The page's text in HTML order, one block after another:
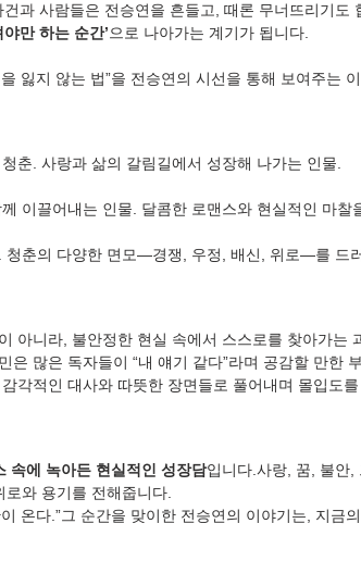
과 사람들은 전승연을 흔들고, 때론 무너뜨리기도
야만 하는 순간’으로 나아가는 계기가 됩니다.
잃지 않는 법”을 전승연의 시선을 통해 보여주는
춘. 사랑과 삶의 갈림길에서 성장해 나가는 인물.
이끌어내는 인물. 달콤한 로맨스와 현실적인 마찰
청춘의 다양한 면모—경쟁, 우정, 배신, 위로—를 드
아니라, 불안정한 현실 속에서 스스로를 찾아가는
은 많은 독자들이 “내 얘기 같다”라며 공감할 만한
각적인 대사와 따뜻한 장면들로 풀어내며 몰입도를
속에 녹아든 현실적인 성장담입니다.사랑, 꿈, 불안,
와 용기를 전해줍니다.
온다.”그 순간을 맞이한 전승연의 이야기는, 지금